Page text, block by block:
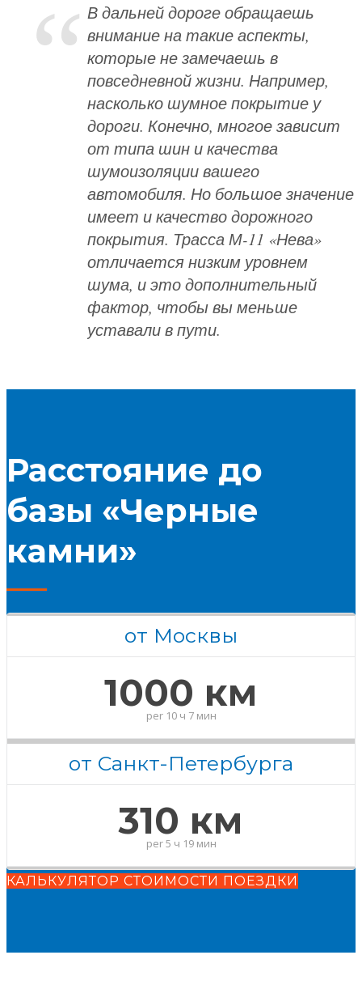
В дальней дороге обращаешь
внимание на такие аспекты,
которые не замечаешь в
повседневной жизни. Например,
насколько шумное покрытие у
дороги. Конечно, многое зависит
от типа шин и качества
шумоизоляции вашего
автомобиля. Но большое значение
имеет и качество дорожного
покрытия. Трасса М-11 «Нева»
отличается низким уровнем
шума, и это дополнительный
фактор, чтобы вы меньше
уставали в пути.
Расстояние до
базы «Черные
камни»
от Москвы
1000 км
per 10 ч 7 мин
от Санкт-Петербурга
310 км
per5 ч 19 мин
КАЛЬКУЛЯТОР СТОИМОСТИ ПОЕЗДКИ